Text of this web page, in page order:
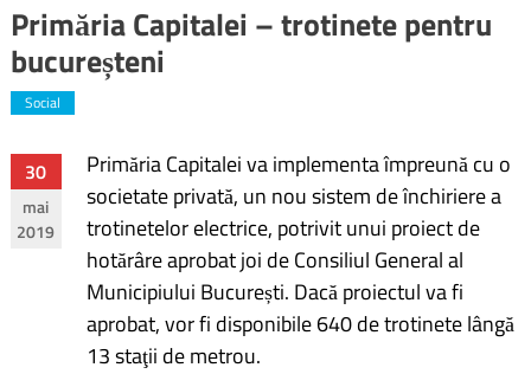
Primăria Capitalei – trotinete pentru
bucureșteni
Social
30
mai
2019
Primăria Capitalei va implementa împreună cu o
societate privată, un nou sistem de închiriere a
trotinetelor electrice, potrivit unui proiect de
hotărâre aprobat joi de Consiliul General al
Municipiului București. Dacă proiectul va fi
aprobat, vor fi disponibile 640 de trotinete lângă
13 staţii de metrou.
Navigare
în
articole